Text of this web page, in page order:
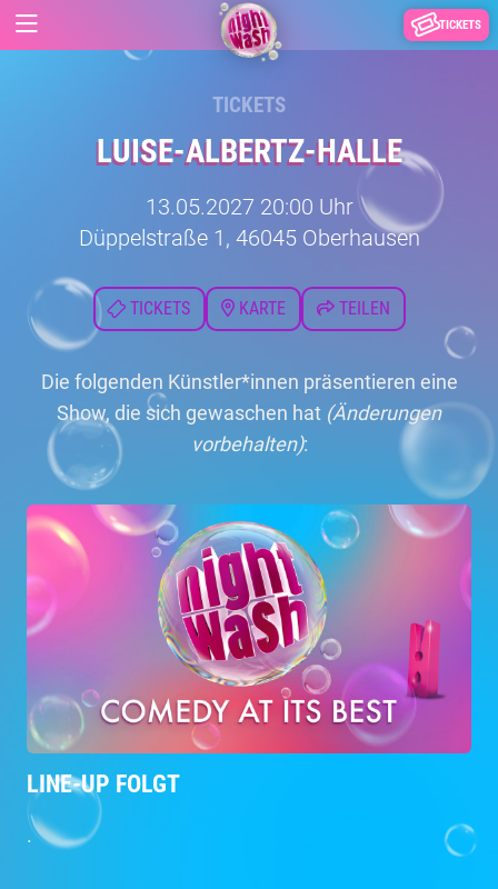
TICKETS
TICKETS
LUISE-ALBERTZ-HALLE
13.05.2027 20:00 Uhr
Düppelstraße 1, 46045 Oberhausen
TICKETS KARTE TEILEN
Die folgenden Künstler*innen präsentieren eine
Show, die sich gewaschen hat (Änderungen
vorbehalten):
LINE-UP FOLGT
.